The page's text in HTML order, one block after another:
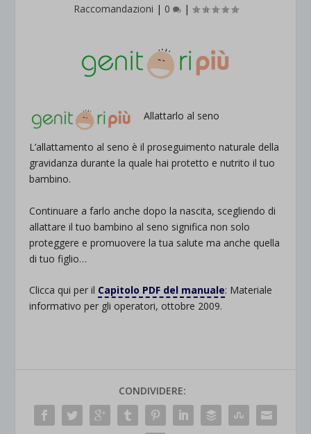
Raccomandazioni | 0 |
Allattarlo al seno
L’allattamento al seno è il proseguimento naturale della
gravidanza durante la quale hai protetto e nutrito il tuo
bambino.
Continuare a farlo anche dopo la nascita, scegliendo di
allattare il tuo bambino al seno significa non solo
proteggere e promuovere la tua salute ma anche quella
di tuo figlio…
Clicca qui per il Capitolo PDF del manuale: Materiale
informativo per gli operatori, ottobre 2009.
CONDIVIDERE: